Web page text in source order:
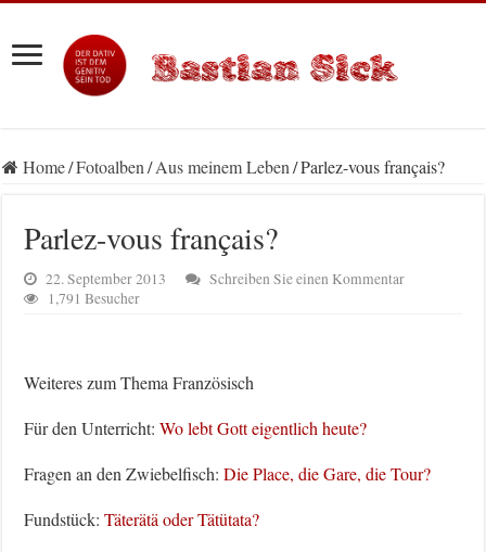
Home/Fotoalben/Aus meinem Leben/Parlez-vous français?
Parlez-vous français?
22. September 2013
Schreiben Sie einen Kommentar
1,791 Besucher
Weiteres zum Thema Französisch
Für den Unterricht:Wo lebt Gott eigentlich heute?
Fragen an den Zwiebelfisch:Die Place, die Gare, die Tour?
Fundstück: Täterätä oder Tätütata?